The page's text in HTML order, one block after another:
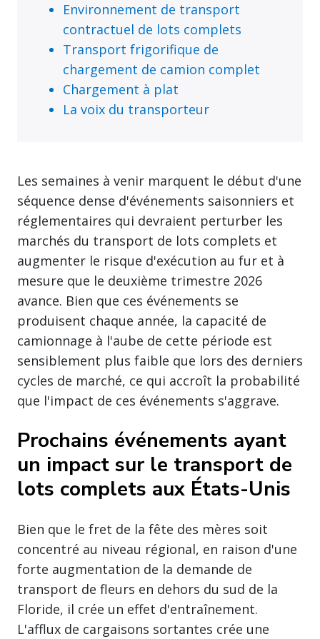
Environnement de transport
contractuel de lots complets
Transport frigorifique de
chargement de camion complet
Chargement à plat
La voix du transporteur
Les semaines à venir marquent le début d'une
séquence dense d'événements saisonniers et
réglementaires qui devraient perturber les
marchés du transport de lots complets et
augmenter le risque d'exécution au fur et à
mesure que le deuxième trimestre 2026
avance. Bien que ces événements se
produisent chaque année, la capacité de
camionnage à l'aube de cette période est
sensiblement plus faible que lors des derniers
cycles de marché, ce qui accroît la probabilité
que l'impact de ces événements s'aggrave.
Prochains événements ayant
un impact sur le transport de
lots complets aux États-Unis
Bien que le fret de la fête des mères soit
concentré au niveau régional, en raison d'une
forte augmentation de la demande de
transport de fleurs en dehors du sud de la
Floride, il crée un effet d'entraînement.
L'afflux de cargaisons sortantes crée une